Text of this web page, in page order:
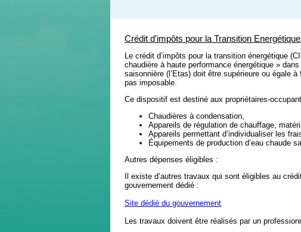
Crédit d'impôts pour la Transition
Le crédit d’impôts pour la transition énergétique
chaudière à haute performance énergétique »
saisonnière (l’Etas) doit être supérieure ou égale
pas imposable.
Ce dispositif est destiné aux propriétaires-
Chaudières à condensation,
Appareils de régulation de chauffage,
Appareils permettant d’individualiser les
Équipements de production d’eau chaude
Autres dépenses éligibles :
Il existe d’autres travaux qui sont éligibles au
gouvernement dédié :
Site dédié du gouvernement
Les travaux doivent être réalisés par un